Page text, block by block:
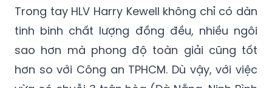
Trong tay HLV Harry Kewell không chỉ có dàn
tinh binh chất lượng đồng đều, nhiều ngôi
sao hơn mà phong độ toàn giải cũng tốt
hơn so với Công an TPHCM. Dù vậy, với việc